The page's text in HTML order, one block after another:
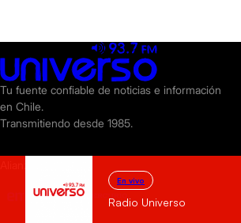
En vivo
Radio Universo
Tu fuente confiable de noticias e información
en Chile.
Transmitiendo desde 1985.